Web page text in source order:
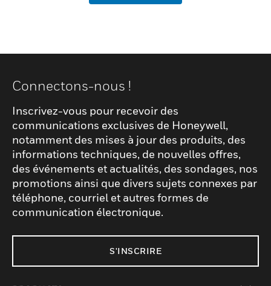
Connectons-nous !
Inscrivez-vous pour recevoir des
communications exclusives de Honeywell,
notamment des mises à jour des produits, des
informations techniques, de nouvelles offres,
des événements et actualités, des sondages, nos
promotions ainsi que divers sujets connexes par
téléphone, courriel et autres formes de
communication électronique.
S'INSCRIRE